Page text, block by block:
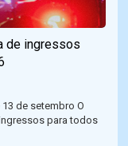
de ingressos
de setembro O
para todos